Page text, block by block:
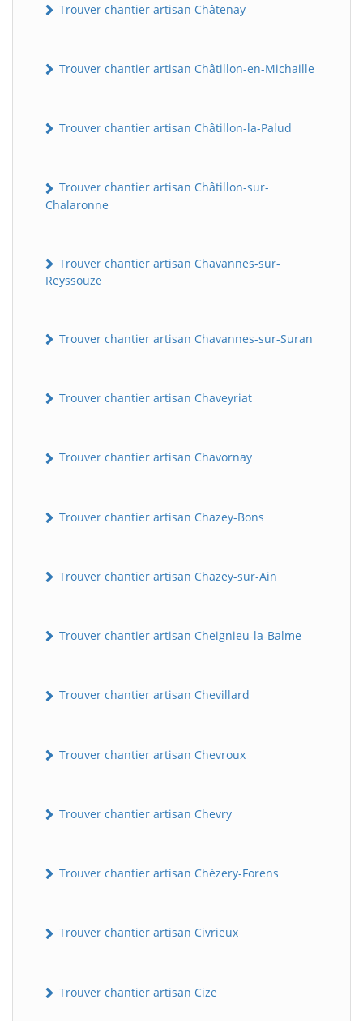
Trouver chantier artisan Châtenay
Trouver chantier artisan Châtillon-en-Michaille
Trouver chantier artisan Châtillon-la-Palud
Trouver chantier artisan Châtillon-sur-
Chalaronne
Trouver chantier artisan Chavannes-sur-
Reyssouze
Trouver chantier artisan Chavannes-sur-Suran
Trouver chantier artisan Chaveyriat
Trouver chantier artisan Chavornay
Trouver chantier artisan Chazey-Bons
Trouver chantier artisan Chazey-sur-Ain
Trouver chantier artisan Cheignieu-la-Balme
Trouver chantier artisan Chevillard
Trouver chantier artisan Chevroux
Trouver chantier artisan Chevry
Trouver chantier artisan Chézery-Forens
Trouver chantier artisan Civrieux
Trouver chantier artisan Cize
Assistant en ligne